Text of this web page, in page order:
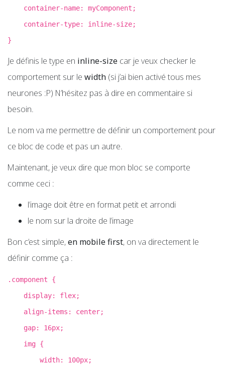
container-name: myComponent;
container-type: inline-size;
}
Je définis le type en inline-size car je veux checker le
comportement sur le width (si j’ai bien activé tous mes
neurones :P) N’hésitez pas à dire en commentaire si
besoin.
Le nom va me permettre de définir un comportement pour
ce bloc de code et pas un autre.
Maintenant, je veux dire que mon bloc se comporte
comme ceci :
l’image doit être en format petit et arrondi
le nom sur la droite de l’image
Bon c’est simple,en mobile first, on va directement le
définir comme ça :
.component {
display: flex;
align-items: center;
gap: 16px;
img {
width: 100px;